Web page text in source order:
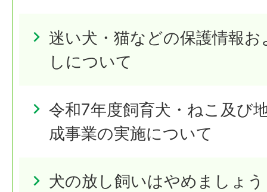
迷い犬・猫などの保護情報
しについて
令和7年度飼育犬・ねこ及び
成事業の実施について
犬の放し飼いはやめましょう